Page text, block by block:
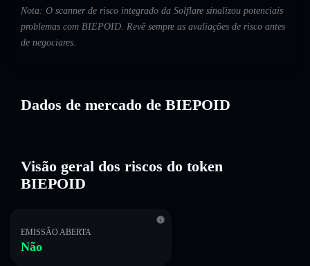
Nota: O scanner de risco integrado da Solflare sinalizou potenciais
problemas com BIEPOID. Revê sempre as avaliações de risco antes
de negociares.
Dados de mercado de BIEPOID
Visão geral dos riscos do token
BIEPOID
EMISSÃO ABERTA
Não